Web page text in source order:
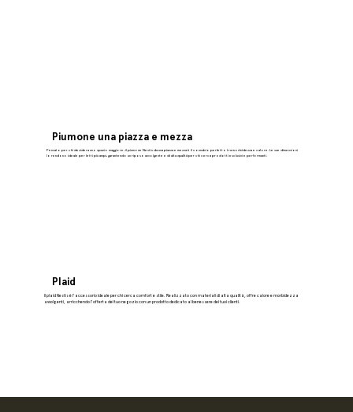
Piumone una piazza e mezza
Pensato per chi desidera uno spazio maggiore, il piumone Nestis da una piazza e mezza è il connubio perfetto tra morbidezza e calore. Le sue dimensioni
lo rendono ideale per letti più ampi, garantendo un riposo avvolgente e di alta qualità per chi cerca prodotti esclusivi e performanti.
Plaid
Il plaid Nestis è l'accessorio ideale per chi cerca comfort e stile. Realizzato con materiali di alta qualità, offre calore e morbidezza
avvolgenti, arricchendo l'offerta del tuo negozio con un prodotto dedicato al benessere dei tuoi clienti.